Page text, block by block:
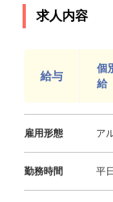
求人内容
給与
個
給
雇用形態 ア
勤務時間 平